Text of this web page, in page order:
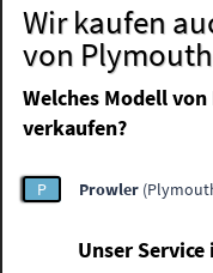
Wir kaufen
von Plymouth
Welches Modell
verkaufen?
P Prowler
Unser